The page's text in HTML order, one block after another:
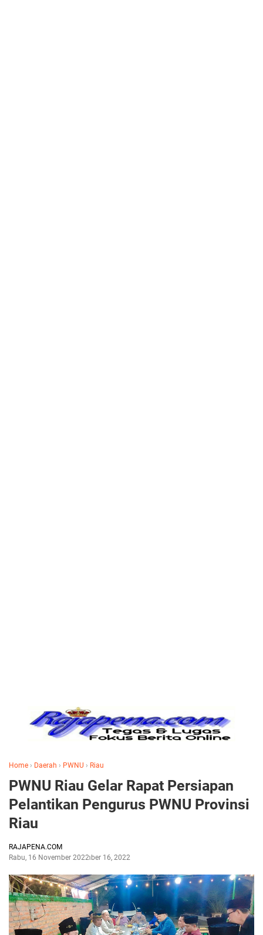
Home › Daerah › PWNU › Riau
PWNU Riau Gelar Rapat Persiapan
Pelantikan Pengurus PWNU Provinsi
Riau
RAJAPENA.COM
Rabu, 16 November 2022November 16, 2022